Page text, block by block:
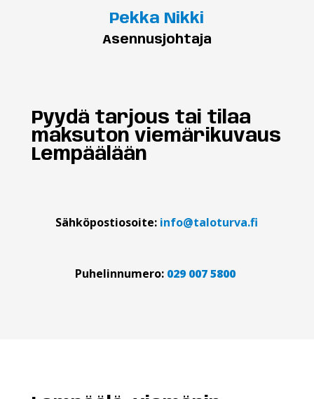
Pekka Nikki
Asennusjohtaja
Pyydä tarjous tai tilaa
maksuton viemärikuvaus
Lempäälään
Sähköpostiosoite: info@taloturva.fi
Puhelinnumero: 029 007 5800